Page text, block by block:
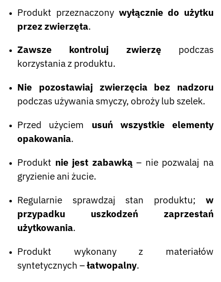
Produkt przeznaczony wyłącznie do użytku
przez zwierzęta.
Zawsze kontroluj zwierzę podczas
korzystania z produktu.
Nie pozostawiaj zwierzęcia bez nadzoru
podczas używania smyczy, obroży lub szelek.
Przed użyciem usuń wszystkie elementy
opakowania.
Produkt nie jest zabawką– nie pozwalaj na
gryzienie ani żucie.
Regularnie sprawdzaj stan produktu; w
przypadku uszkodzeń zaprzestań
użytkowania.
Produkt wykonany z materiałów
syntetycznych –łatwopalny.